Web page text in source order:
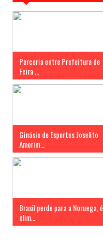
Parceria entre Prefeitura de
Feira ...
Ginásio de Esportes Joselito
Amorim...
Brasil perde para a Noruega, é
elim...